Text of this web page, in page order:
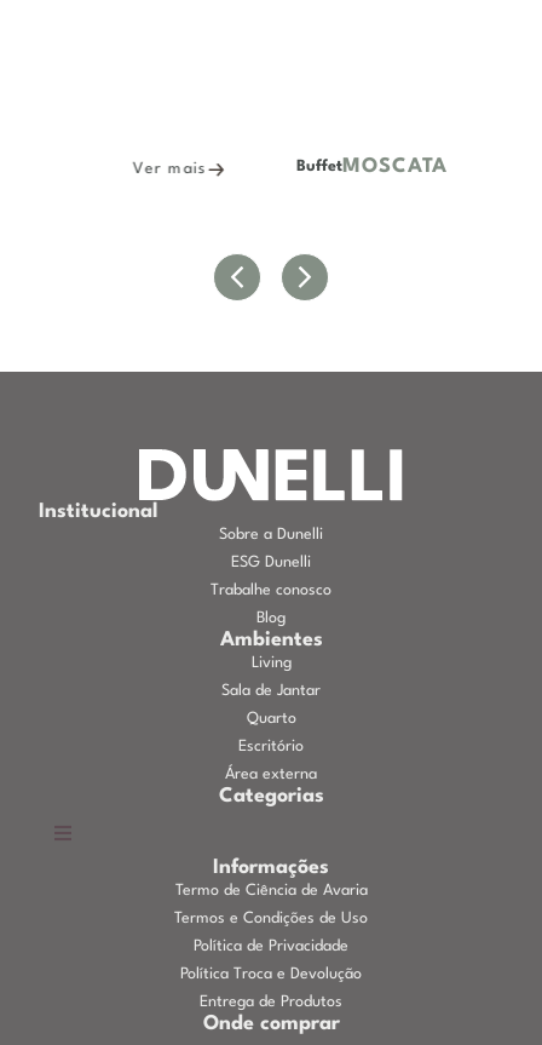
MOSCATA Ver mais
Institucional
Sobre a Dunelli
ESG Dunelli
Trabalhe conosco
Blog
Ambientes
Living
Sala de Jantar
Quarto
Escritório
Área externa
Categorias
Informações
Termo de Ciência de Avaria
Termos e Condições de Uso
Política de Privacidade
Política Troca e Devolução
Entrega de Produtos
Onde comprar